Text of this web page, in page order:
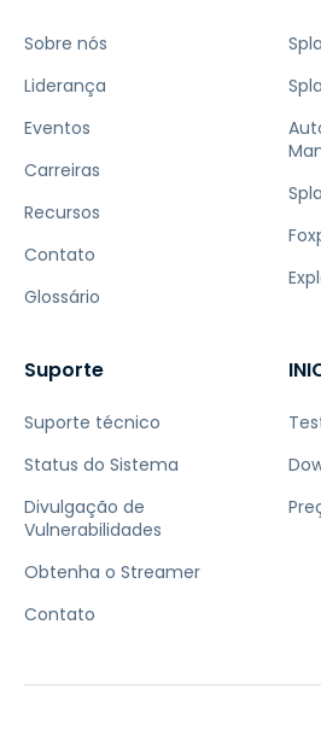
Sobre nós
Liderança
Eventos
Carreiras
Recursos
Contato
Glossário
Suporte
Suporte técnico
Status do Sistema
Divulgação de
Vulnerabilidades
Obtenha o Streamer
Contato